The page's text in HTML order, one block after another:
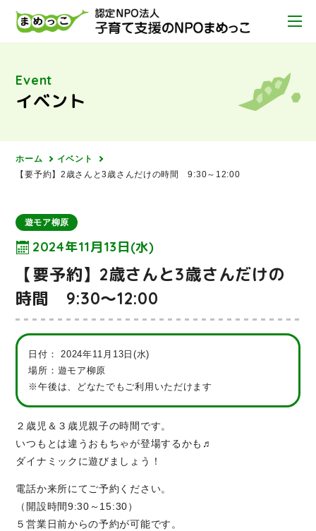
Event
イベント
ホーム
イベント
【要予約】2歳さんと3歳さんだけの時間 9:30～12:00
遊モア柳原
2024年11月13日(水)
【要予約】2歳さんと3歳さんだけの
時間 9:30～12:00
日付：2024年11月13日(水)
場所：遊モア柳原
※午後は、どなたでもご利用いただけます
２歳児＆３歳児親子の時間です。
いつもとは違うおもちゃが登場するかも♬
ダイナミックに遊びましょう！
電話か来所にてご予約ください。
（開設時間9:30～15:30）
５営業日前からの予約が可能です。